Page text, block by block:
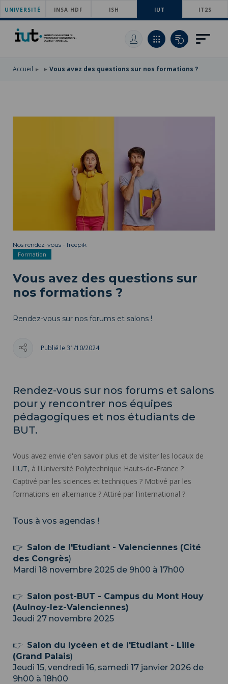
ACCÉDER
AU
MENU
PRINCIPAL
ALLER
AU
CONTENU
ACCÉDER
RECHERCHE
UNIVERSITÉ INSA HDF ISH IUT IT2S
Accueil Vous avez des questions sur nos formations ?
Nos rendez-vous - freepik
Formation
Vous avez des questions sur
nos formations ?
Rendez-vous sur nos forums et salons !
Publié le 31/10/2024
Rendez-vous sur nos forums et salons
pour y rencontrer nos équipes
pédagogiques et nos étudiants de
BUT.
Vous avez envie d'en savoir plus et de visiter les locaux de
l'IUT, à l'Université Polytechnique Hauts-de-France ?
Captivé par les sciences et techniques ? Motivé par les
formations en alternance ? Attiré par l'international ?
Tous à vos agendas !
👉 Salon de l'Etudiant - Valenciennes (Cité
des Congrès)
Mardi 18 novembre 2025 de 9h00 à 17h00
👉 Salon post-BUT - Campus du Mont Houy
(Aulnoy-lez-Valenciennes)
Jeudi 27 novembre 2025
👉 Salon du lycéen et de l'Etudiant - Lille
(Grand Palais)
Jeudi 15, vendredi 16, samedi 17 janvier 2026 de
9h00 à 18h00